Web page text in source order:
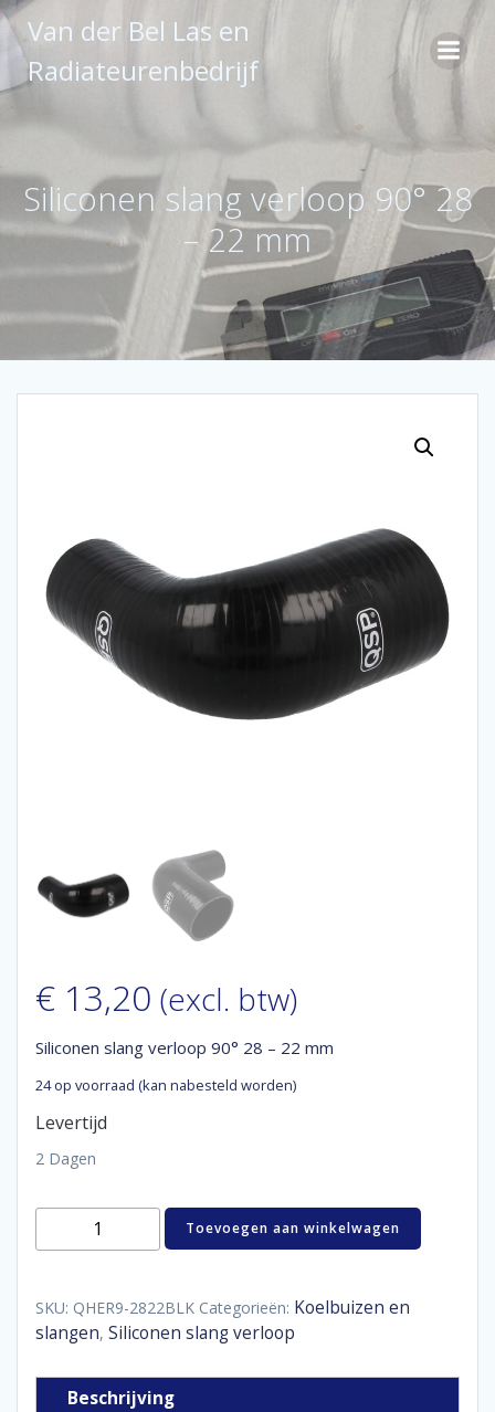
Ga
naar
inhoud
Van der Bel Las en
Radiateurenbedrijf
Siliconen slang verloop 90° 28
– 22 mm
€ 13,20 (excl. btw)
Siliconen slang verloop 90° 28 – 22 mm
24 op voorraad (kan nabesteld worden)
Levertijd
2 Dagen
Siliconen
28
-
mm
aantal
Toevoegen aan winkelwagen
SKU: QHER9-2822BLK Categorieën: Koelbuizen en
slangen, Siliconen slang verloop
Beschrijving